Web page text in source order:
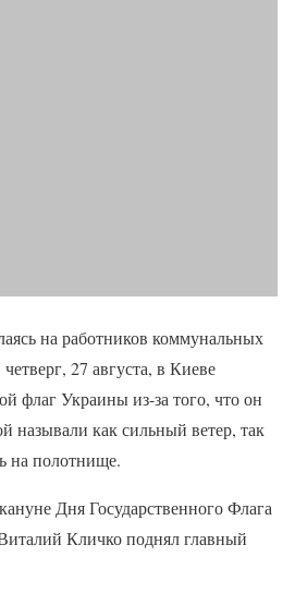
на работников коммунальных
27 августа, в Киеве
флаг Украины из-за того, что он
называли как сильный ветер, так
на полотнище.
Дня Государственного Флага
Кличко поднял главный